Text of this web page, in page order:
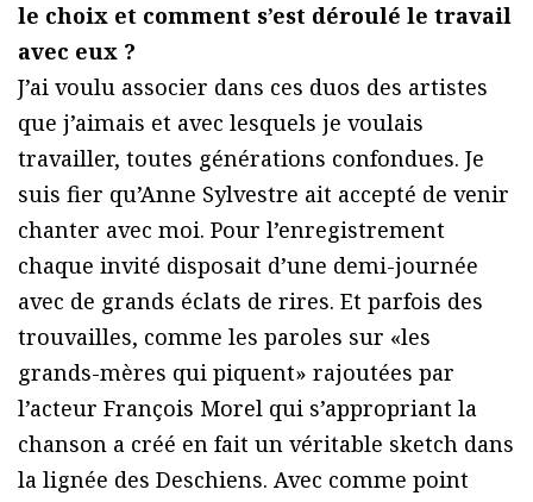
le choix et comment s’est déroulé le travail
avec eux ?
J’ai voulu associer dans ces duos des artistes
que j’aimais et avec lesquels je voulais
travailler, toutes générations confondues. Je
suis fier qu’Anne Sylvestre ait accepté de venir
chanter avec moi. Pour l’enregistrement
chaque invité disposait d’une demi-journée
avec de grands éclats de rires. Et parfois des
trouvailles, comme les paroles sur «les
grands-mères qui piquent» rajoutées par
l’acteur François Morel qui s’appropriant la
chanson a créé en fait un véritable sketch dans
la lignée des Deschiens. Avec comme point